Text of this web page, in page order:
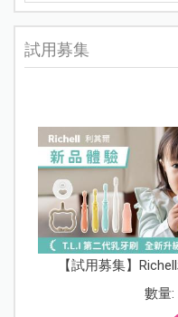
試用募集
【試用募集】
數量: